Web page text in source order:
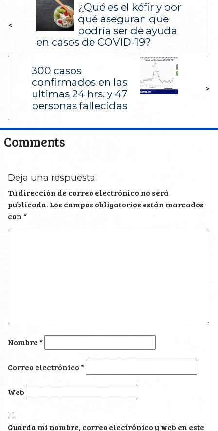
<
¿Qué es el kéfir y por
qué aseguran que
podría ser de ayuda
en casos de COVID-19?
300 casos
confirmados en las
ultimas 24 hrs. y 47
personas fallecidas
>
Comments
Deja una respuesta
Tu dirección de correo electrónico no será
publicada. Los campos obligatorios están marcados
con*
Nombre*
Correo electrónico*
Web
Guarda mi nombre, correo electrónico y web en este